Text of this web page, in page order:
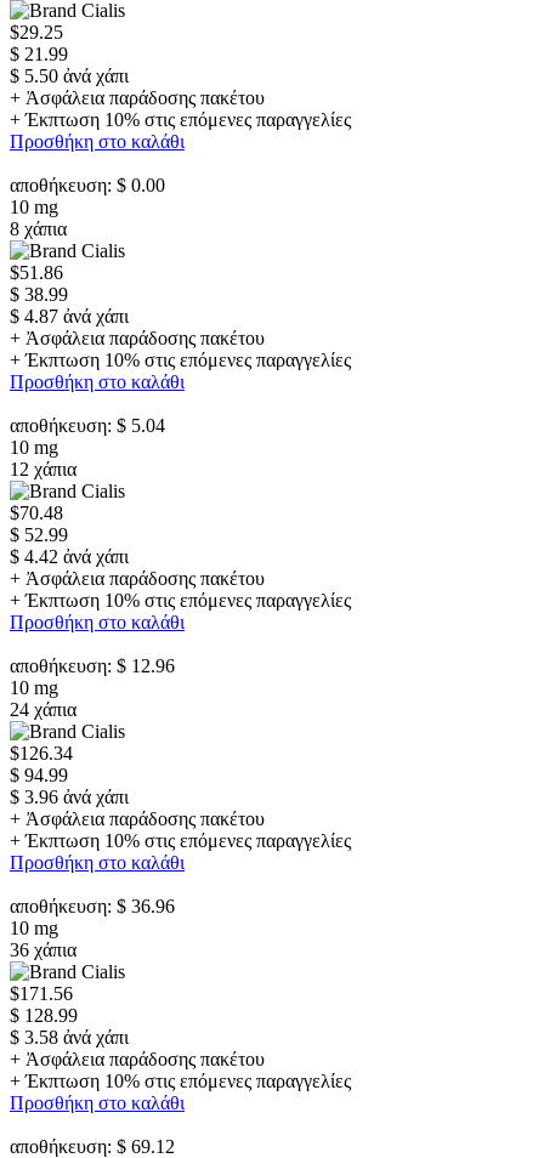
$29.25
$ 21.99
$ 5.50 ἀνά χάπι
+ Ἀσφάλεια παράδοσης πακέτου
+ Έκπτωση 10% στις επόμενες παραγγελίες
Προσθήκη στο καλάθι
αποθήκευση: $ 0.00
10 mg
8 χάπια
$51.86
$ 38.99
$ 4.87 ἀνά χάπι
+ Ἀσφάλεια παράδοσης πακέτου
+ Έκπτωση 10% στις επόμενες παραγγελίες
Προσθήκη στο καλάθι
αποθήκευση: $ 5.04
10 mg
12 χάπια
$70.48
$ 52.99
$ 4.42 ἀνά χάπι
+ Ἀσφάλεια παράδοσης πακέτου
+ Έκπτωση 10% στις επόμενες παραγγελίες
Προσθήκη στο καλάθι
αποθήκευση: $ 12.96
10 mg
24 χάπια
$126.34
$ 94.99
$ 3.96 ἀνά χάπι
+ Ἀσφάλεια παράδοσης πακέτου
+ Έκπτωση 10% στις επόμενες παραγγελίες
Προσθήκη στο καλάθι
αποθήκευση: $ 36.96
10 mg
36 χάπια
$171.56
$ 128.99
$ 3.58 ἀνά χάπι
+ Ἀσφάλεια παράδοσης πακέτου
+ Έκπτωση 10% στις επόμενες παραγγελίες
Προσθήκη στο καλάθι
αποθήκευση: $ 69.12